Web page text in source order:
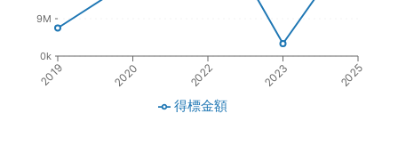
2019 2020 2022 2023 2025
0k
9M
得標金額